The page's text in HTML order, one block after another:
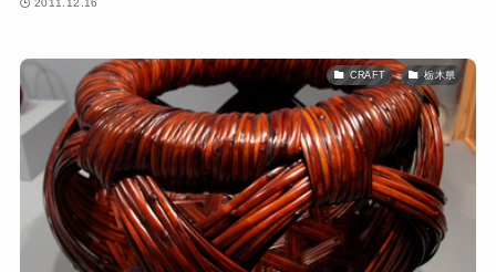
2011.12.16
CRAFT 栃木県